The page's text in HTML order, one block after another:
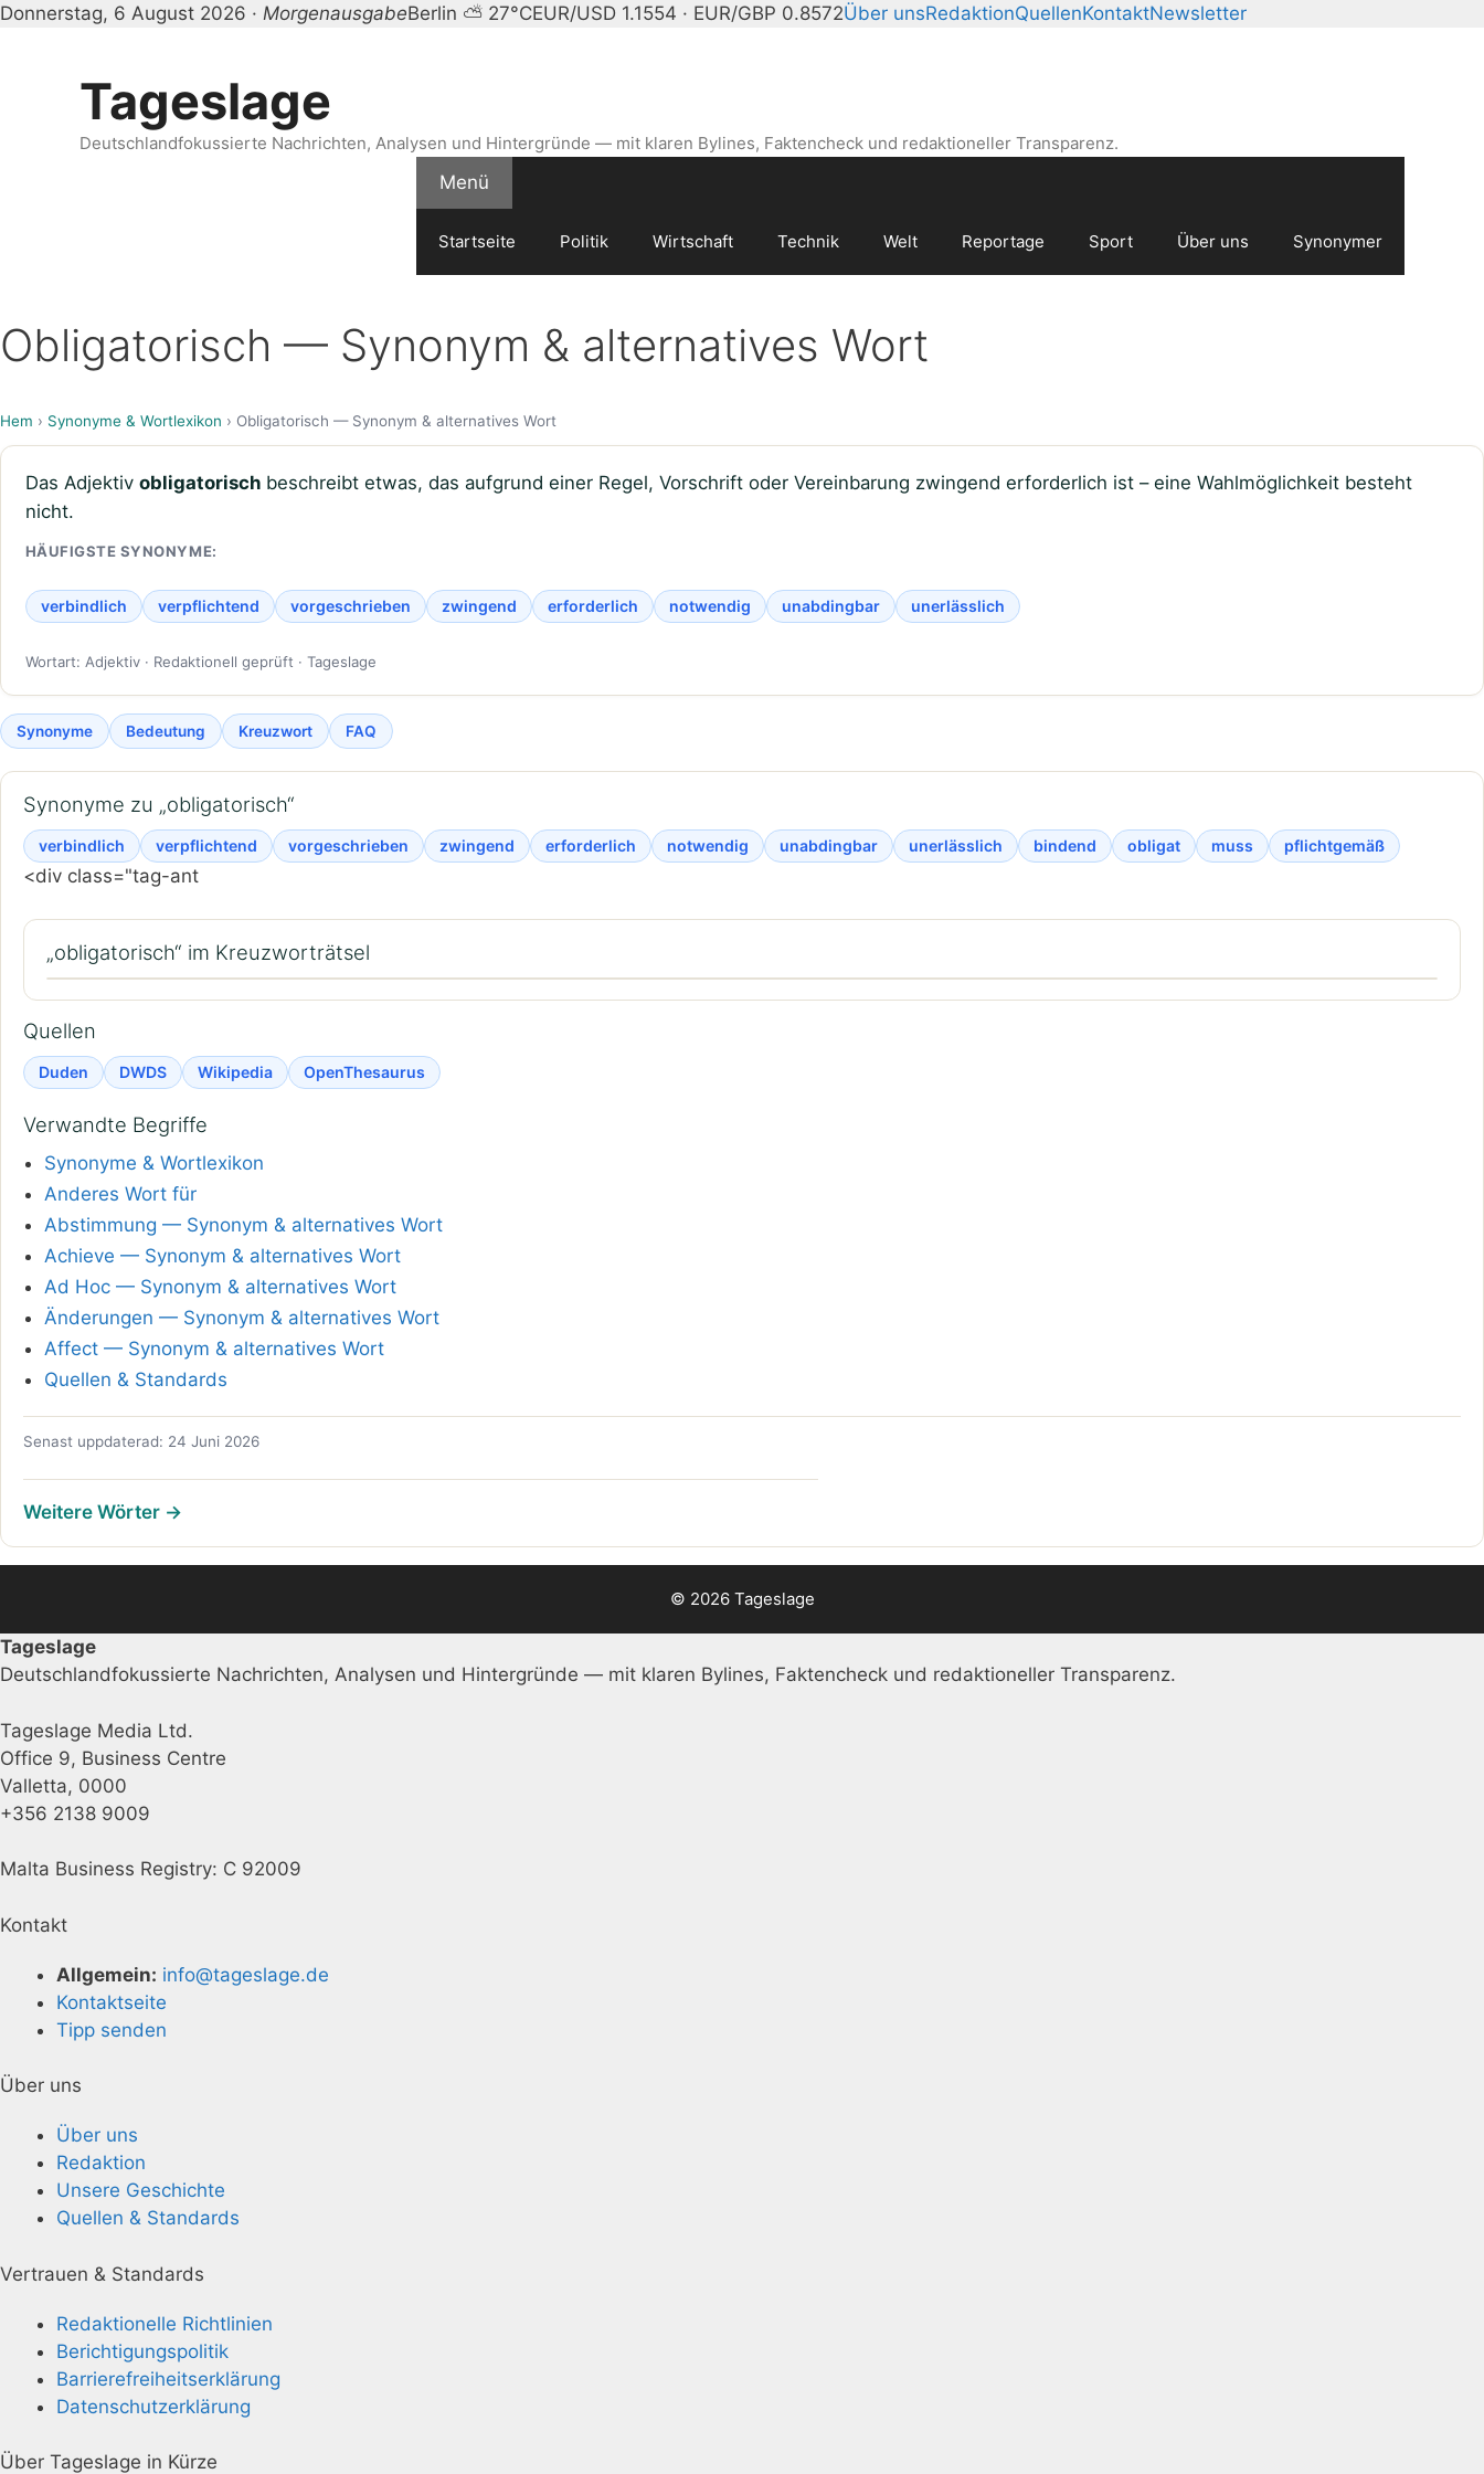
Donnerstag, 6 August 2026 · MorgenausgabeBerlin ⛅ 27°CEUR/USD 1.1554 · EUR/GBP 0.8572Über unsRedaktionQuellenKontaktNewsletter
Tageslage
Deutschlandfokussierte Nachrichten, Analysen und Hintergründe — mit klaren Bylines, Faktencheck und redaktioneller Transparenz.
Menü
Startseite Politik Wirtschaft Technik Welt Reportage Sport Über uns Synonymer
Obligatorisch — Synonym & alternatives Wort
Hem › Synonyme & Wortlexikon › Obligatorisch — Synonym & alternatives Wort
Das Adjektiv obligatorischbeschreibt etwas, das aufgrund einer Regel, Vorschrift oder Vereinbarung zwingend erforderlich ist – eine Wahlmöglichkeit besteht
nicht.
HÄUFIGSTE SYNONYME:
verbindlich verpflichtend vorgeschrieben zwingend erforderlich notwendig unabdingbar unerlässlich
Wortart: Adjektiv · Redaktionell geprüft · Tageslage
Synonyme Bedeutung Kreuzwort FAQ
Synonyme zu „obligatorisch“
verbindlich verpflichtend vorgeschrieben zwingend erforderlich notwendig unabdingbar unerlässlich bindend obligat muss pflichtgemäß
<div class="tag-ant
„obligatorisch“ im Kreuzworträtsel
Quellen
Duden DWDS Wikipedia OpenThesaurus
Verwandte Begriffe
Synonyme & Wortlexikon
Anderes Wort für
Abstimmung — Synonym & alternatives Wort
Achieve — Synonym & alternatives Wort
Ad Hoc — Synonym & alternatives Wort
Änderungen — Synonym & alternatives Wort
Affect — Synonym & alternatives Wort
Quellen & Standards
Senast uppdaterad: 24 Juni 2026
Weitere Wörter →
© 2026 Tageslage
Tageslage
Deutschlandfokussierte Nachrichten, Analysen und Hintergründe — mit klaren Bylines, Faktencheck und redaktioneller Transparenz.
Tageslage Media Ltd.
Office 9, Business Centre
Valletta, 0000
+356 2138 9009
Malta Business Registry: C 92009
Kontakt
Allgemein: info@tageslage.de
Kontaktseite
Tipp senden
Über uns
Über uns
Redaktion
Unsere Geschichte
Quellen & Standards
Vertrauen & Standards
Redaktionelle Richtlinien
Berichtigungspolitik
Barrierefreiheitserklärung
Datenschutzerklärung
Über Tageslage in Kürze